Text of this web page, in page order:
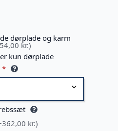
dørplade og karm
kr.)
kun dørplade
*
kr.)